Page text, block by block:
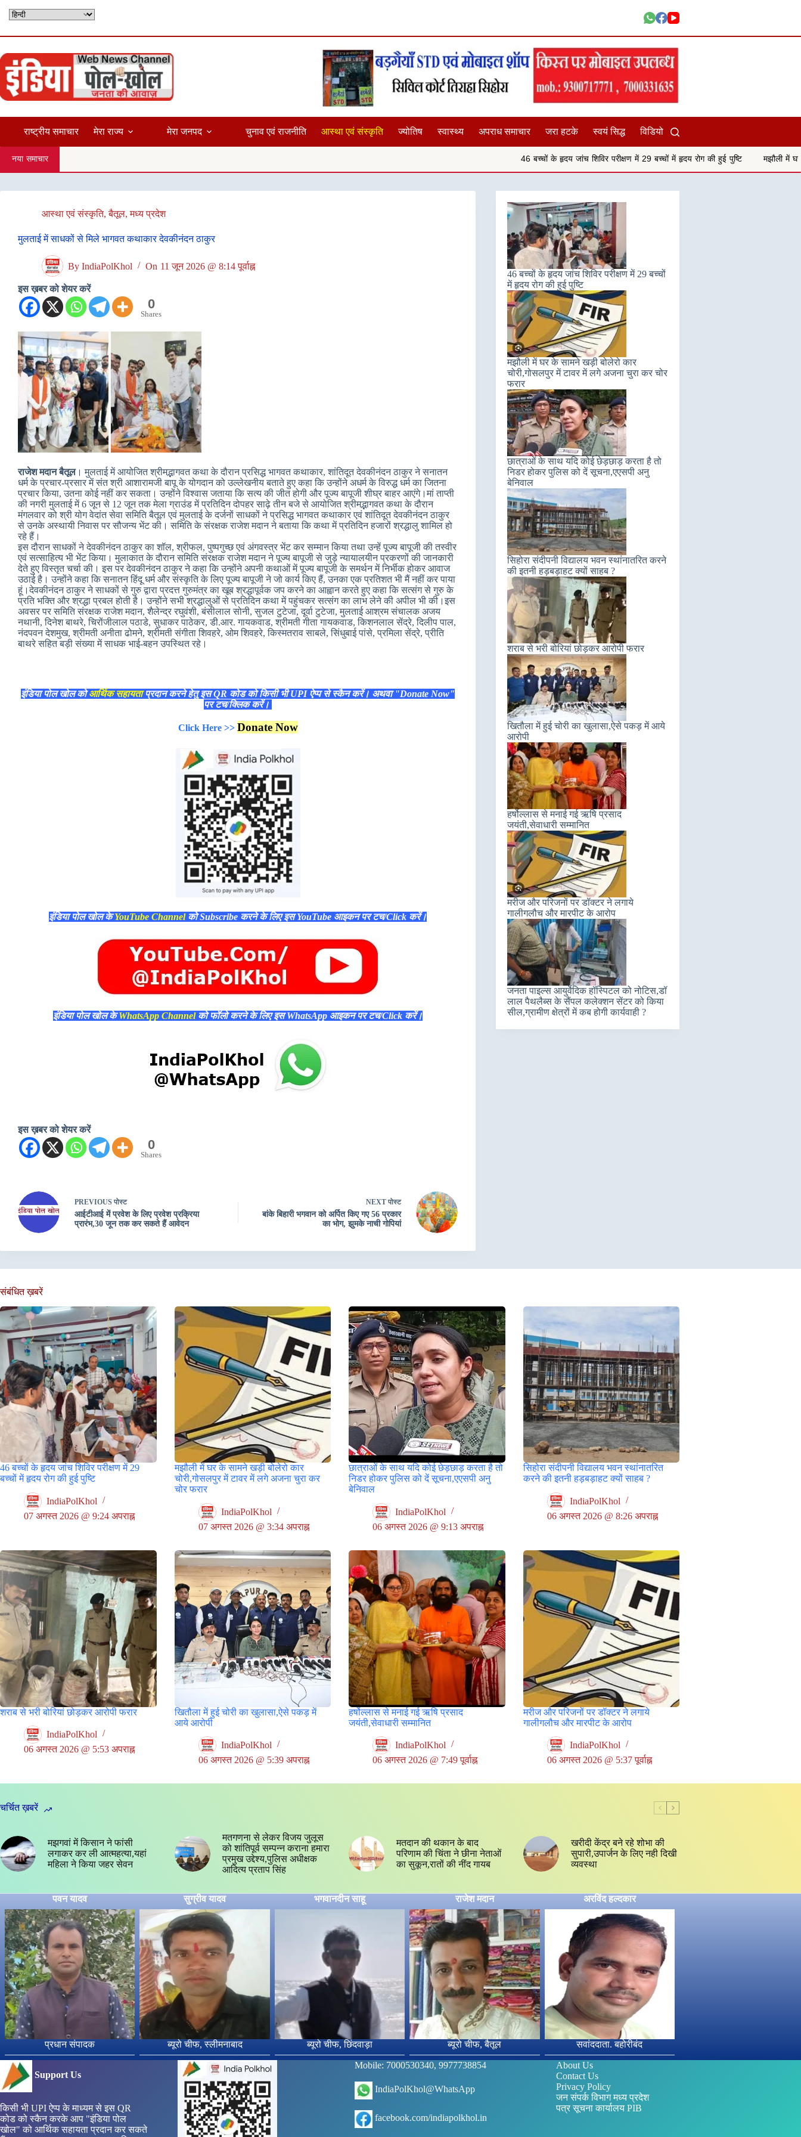
राष्ट्रीय समाचार मेरा राज्य मेरा जनपद चुनाव एवं राजनीति आस्था एवं संस्कृति ज्योतिष स्वास्थ्य अपराध समाचार जरा हटके स्वयं सिद्ध विडियो
नया समाचार 46 बच्चों के हृदय जांच शिविर परीक्षण में 29 बच्चों में हृदय रोग की हुई पुष्टि मझौली में घर के सामने खड़ी बोलेरो
आस्था एवं संस्कृति,बैतूल,मध्य प्रदेश
मुलताई में साधकों से मिले भागवत कथाकार देवकीनंदन ठाकुर
By IndiaPolKhol On 11 जून 2026 @ 8:14 पूर्वाह्न
इस ख़बर को शेयर करें
0
Shares
राजेश मदान बैतूल। मुलताई में आयोजित श्रीमद्भागवत कथा के दौरान प्रसिद्ध भागवत कथाकार, शांतिदूत देवकीनंदन ठाकुर ने सनातन
धर्म के प्रचार-प्रसार में संत श्री आशारामजी बापू के योगदान को उल्लेखनीय बताते हुए कहा कि उन्होंने अधर्म के विरुद्ध धर्म का जितना
प्रचार किया, उतना कोई नहीं कर सकता। उन्होंने विश्वास जताया कि सत्य की जीत होगी और पूज्य बापूजी शीघ्र बाहर आएंगे।मां ताप्ती
की नगरी मुलताई में 6 जून से 12 जून तक मेला ग्राउंड में प्रतिदिन दोपहर साढ़े तीन बजे से आयोजित श्रीमद्भागवत कथा के दौरान
मंगलवार को श्री योग वेदांत सेवा समिति बैतूल एवं मुलताई के दर्जनों साधकों ने प्रसिद्ध भागवत कथाकार एवं शांतिदूत देवकीनंदन ठाकुर
से उनके अस्थायी निवास पर सौजन्य भेंट की। समिति के संरक्षक राजेश मदान ने बताया कि कथा में प्रतिदिन हजारों श्रद्धालु शामिल हो
रहे हैं।
इस दौरान साधकों ने देवकीनंदन ठाकुर का शॉल, श्रीफल, पुष्पगुच्छ एवं अंगवस्त्र भेंट कर सम्मान किया तथा उन्हें पूज्य बापूजी की तस्वीर
एवं सत्साहित्य भी भेंट किया। मुलाकात के दौरान समिति संरक्षक राजेश मदान ने पूज्य बापूजी से जुड़े न्यायालयीन प्रकरणों की जानकारी
देते हुए विस्तृत चर्चा की। इस पर देवकीनंदन ठाकुर ने कहा कि उन्होंने अपनी कथाओं में पूज्य बापूजी के समर्थन में निर्भीक होकर आवाज
उठाई है। उन्होंने कहा कि सनातन हिंदू धर्म और संस्कृति के लिए पूज्य बापूजी ने जो कार्य किए हैं, उनका एक प्रतिशत भी मैं नहीं कर पाया
हूं।देवकीनंदन ठाकुर ने साधकों से गुरु द्वारा प्रदत्त गुरुमंत्र का खूब श्रद्धापूर्वक जप करने का आह्वान करते हुए कहा कि सत्संग से गुरु के
प्रति भक्ति और श्रद्धा प्रबल होती है। उन्होंने सभी श्रद्धालुओं से प्रतिदिन कथा में पहुंचकर सत्संग का लाभ लेने की अपील भी की।इस
अवसर पर समिति संरक्षक राजेश मदान, शैलेन्द्र रघुवंशी, बंसीलाल सोनी, सुजल टुटेजा, दूर्वा टुटेजा, मुलताई आश्रम संचालक अजय
नथानी, दिनेश बाथरे, चिरोंजीलाल पठाडे, सुधाकर पाठेकर, डी.आर. गायकवाड, श्रीमती गीता गायकवाड, किशनलाल सेंद्रे, दिलीप पाल,
नंदपवन देशमुख, श्रीमती अनीता ढोमने, श्रीमती संगीता शिवहरे, ओम शिवहरे, किस्मतराव साबले, सिंधुबाई पांसे, प्रमिला सेंद्रे, प्रीति
बाथरे सहित बड़ी संख्या में साधक भाई-बहन उपस्थित रहे।
इंडिया पोल खोल कोआर्थिक सहायताप्रदान करने हेतु इस QR कोड को किसी भी UPI ऐप्प से स्कैन करें। अथवा "Donate Now"
पर टच/क्लिक करें।
Click Here >> Donate Now
इंडिया पोल खोल केYouTube Channelको Subscribe करने के लिए इस YouTube आइकन पर टच/Click करें।
इंडिया पोल खोल केWhatsApp Channelको फॉलो करने के लिए इस WhatsApp आइकन पर टच/Click करें।
इस ख़बर को शेयर करें
0
Shares
PREVIOUS पोस्ट
आईटीआई में प्रवेश के लिए प्रवेश प्रक्रिया
प्रारंभ,30 जून तक कर सकते हैं आवेदन
NEXT पोस्ट
बांके बिहारी भगवान को अर्पित किए गए 56 प्रकार
का भोग, झुमके नाची गोपियां
46 बच्चों के हृदय जांच शिविर परीक्षण में 29 बच्चों
में हृदय रोग की हुई पुष्टि
मझौली में घर के सामने खड़ी बोलेरो कार
चोरी,गोसलपुर में टावर में लगे अजना चुरा कर चोर
फरार
छात्राओं के साथ यदि कोई छेड़छाड़ करता है तो
निडर होकर पुलिस को दें सूचना,एएसपी अनु
बेनिवाल
सिहोरा संदीपनी विद्यालय भवन स्थांनातरित करने
की इतनी हड़बड़ाहट क्यों साहब ?
शराब से भरी बोरियां छोड़कर आरोपी फरार
खितौला में हुई चोरी का खुलासा,ऐसे पकड़ में आये
आरोपी
हर्षोल्लास से मनाई गई ऋषि प्रसाद
जयंती,सेवाधारी सम्मानित
मरीज और परिजनों पर डॉक्टर ने लगाये
गालीगलौच और मारपीट के आरोप
जनता पाइल्स आयुर्वेदिक हॉस्पिटल को नोटिस,डॉ
लाल पैथलैब्स के सैंपल कलेक्शन सेंटर को किया
सील,ग्रामीण क्षेत्रों में कब होगी कार्यवाही ?
संबंधित ख़बरें
46 बच्चों के हृदय जांच शिविर परीक्षण में 29
बच्चों में हृदय रोग की हुई पुष्टि
IndiaPolKhol
07 अगस्त 2026 @ 9:24 अपराह्न
मझौली में घर के सामने खड़ी बोलेरो कार
चोरी,गोसलपुर में टावर में लगे अजना चुरा कर
चोर फरार
IndiaPolKhol
07 अगस्त 2026 @ 3:34 अपराह्न
छात्राओं के साथ यदि कोई छेड़छाड़ करता है तो
निडर होकर पुलिस को दें सूचना,एएसपी अनु
बेनिवाल
IndiaPolKhol
06 अगस्त 2026 @ 9:13 अपराह्न
सिहोरा संदीपनी विद्यालय भवन स्थांनातरित
करने की इतनी हड़बड़ाहट क्यों साहब ?
IndiaPolKhol
06 अगस्त 2026 @ 8:26 अपराह्न
शराब से भरी बोरियां छोड़कर आरोपी फरार
IndiaPolKhol
06 अगस्त 2026 @ 5:53 अपराह्न
खितौला में हुई चोरी का खुलासा,ऐसे पकड़ में
आये आरोपी
IndiaPolKhol
06 अगस्त 2026 @ 5:39 अपराह्न
हर्षोल्लास से मनाई गई ऋषि प्रसाद
जयंती,सेवाधारी सम्मानित
IndiaPolKhol
06 अगस्त 2026 @ 7:49 पूर्वाह्न
मरीज और परिजनों पर डॉक्टर ने लगाये
गालीगलौच और मारपीट के आरोप
IndiaPolKhol
06 अगस्त 2026 @ 5:37 पूर्वाह्न
चर्चित ख़बरें
मझगवां में किसान ने फांसी
लगाकर कर ली आत्महत्या,यहां
महिला ने किया जहर सेवन
मतगणना से लेकर विजय जुलूस
को शांतिपूर्व सम्पन्न कराना हमारा
प्रमुख उद्देश्य,पुलिस अधीक्षक
आदित्य प्रताप सिंह
मतदान की थकान के बाद
परिणाम की चिंता ने छीना नेताओं
का सुकून,रातों की नींद गायब
खरीदी केंद्र बने रहे शोभा की
सुपारी,उपार्जन के लिए नही दिखी
व्यवस्था
पवन यादव
प्रधान संपादक
सुग्रीव यादव
ब्यूरो चीफ, स्लीमनाबाद
भगवानदीन साहू
ब्यूरो चीफ, छिंदवाड़ा
राजेश मदान
ब्यूरो चीफ, बैतूल
अरविंद हल्दकार
सवांददाता. बहोरीबंद
Support Us
किसी भी UPI ऐप्प के माध्यम से इस QR
कोड को स्कैन करके आप "इंडिया पोल
खोल" को आर्थिक सहायता प्रदान कर सकते
Mobile: 7000530340, 9977738854
IndiaPolKhol@WhatsApp
facebook.com/indiapolkhol.in
About Us
Contact Us
Privacy Policy
जन संपर्क विभाग मध्य प्रदेश
पत्र सूचना कार्यालय PIB